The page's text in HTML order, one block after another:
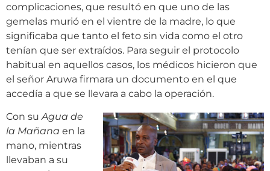
complicaciones, que resultó en que uno de las
gemelas murió en el vientre de la madre, lo que
significaba que tanto el feto sin vida como el otro
tenían que ser extraídos. Para seguir el protocolo
habitual en aquellos casos, los médicos hicieron que
el señor Aruwa firmara un documento en el que
accedía a que se llevara a cabo la operación.
Con suAgua de
la Mañana en la
mano, mientras
llevaban a su